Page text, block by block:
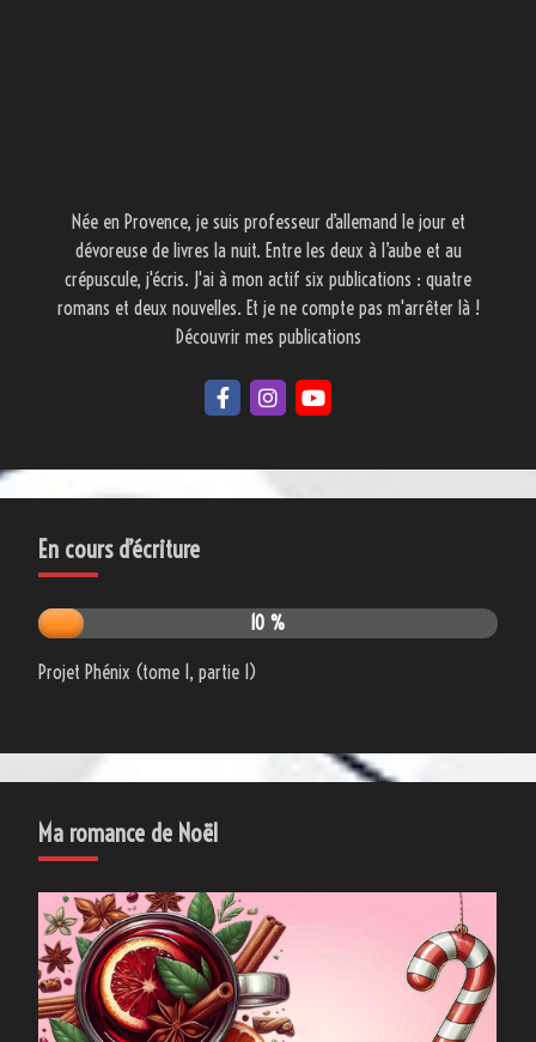
Née en Provence, je suis professeur d’allemand le jour et
dévoreuse de livres la nuit. Entre les deux à l’aube et au
crépuscule, j'écris. J'ai à mon actif six publications : quatre
romans et deux nouvelles. Et je ne compte pas m'arrêter là !
Découvrir mes publications
En cours d’écriture
10 %
Projet Phénix (tome 1, partie 1)
Ma romance de Noël